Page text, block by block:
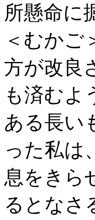
所懸命に
＜むかご
方が改良
も済むよ
ある長い
った私は
息をきら
るとなさ